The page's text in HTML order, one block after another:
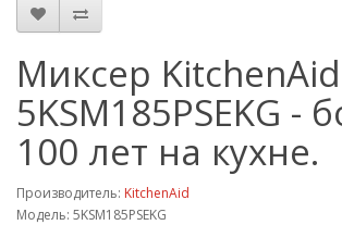
Миксер
5KSM185PSEKG -
100 лет на кухне.
Производитель: KitchenAid
Модель: 5KSM185PSEKG